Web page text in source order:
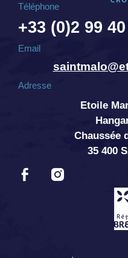
Téléphone
+33 (0)2 99
Email
Adresse
Etoile
Chaussée
35 400